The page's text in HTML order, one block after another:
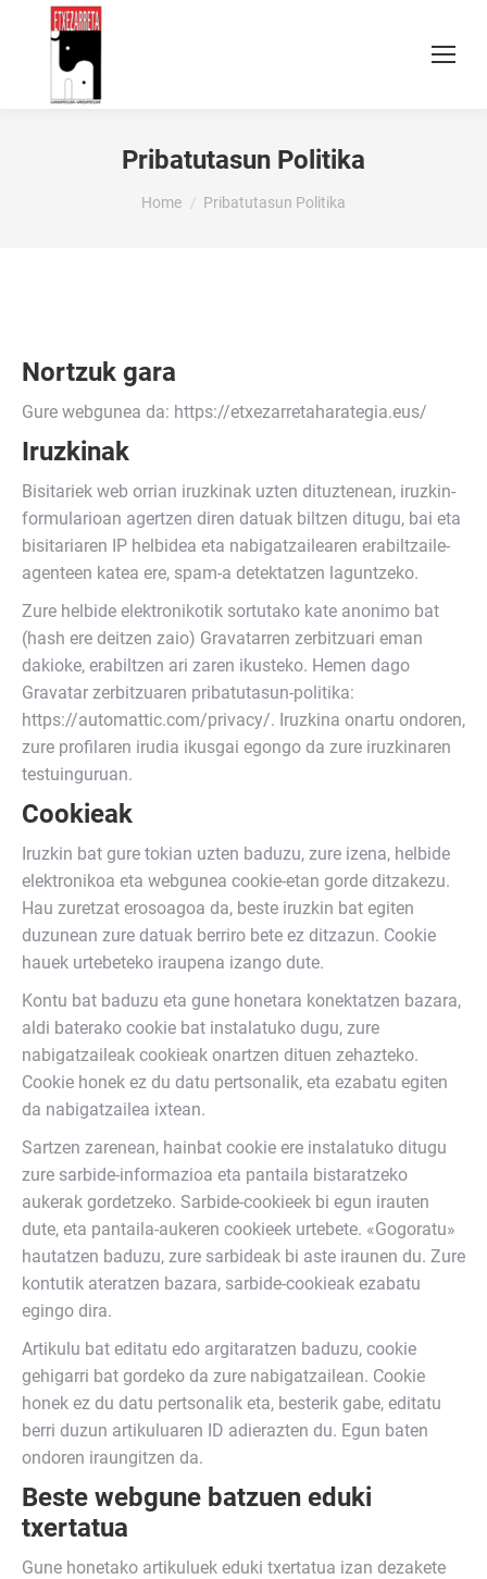
Pribatutasun Politika
You are here:
Home Pribatutasun Politika
Nortzuk gara
Gure webgunea da: https://etxezarretaharategia.eus/
Iruzkinak
Bisitariek web orrian iruzkinak uzten dituztenean, iruzkin-
formularioan agertzen diren datuak biltzen ditugu, bai eta
bisitariaren IP helbidea eta nabigatzailearen erabiltzaile-
agenteen katea ere, spam-a detektatzen laguntzeko.
Zure helbide elektronikotik sortutako kate anonimo bat
(hash ere deitzen zaio) Gravatarren zerbitzuari eman
dakioke, erabiltzen ari zaren ikusteko. Hemen dago
Gravatar zerbitzuaren pribatutasun-politika:
https://automattic.com/privacy/. Iruzkina onartu ondoren,
zure profilaren irudia ikusgai egongo da zure iruzkinaren
testuinguruan.
Cookieak
Iruzkin bat gure tokian uzten baduzu, zure izena, helbide
elektronikoa eta webgunea cookie-etan gorde ditzakezu.
Hau zuretzat erosoagoa da, beste iruzkin bat egiten
duzunean zure datuak berriro bete ez ditzazun. Cookie
hauek urtebeteko iraupena izango dute.
Kontu bat baduzu eta gune honetara konektatzen bazara,
aldi baterako cookie bat instalatuko dugu, zure
nabigatzaileak cookieak onartzen dituen zehazteko.
Cookie honek ez du datu pertsonalik, eta ezabatu egiten
da nabigatzailea ixtean.
Sartzen zarenean, hainbat cookie ere instalatuko ditugu
zure sarbide-informazioa eta pantaila bistaratzeko
aukerak gordetzeko. Sarbide-cookieek bi egun irauten
dute, eta pantaila-aukeren cookieek urtebete. «Gogoratu»
hautatzen baduzu, zure sarbideak bi aste iraunen du. Zure
kontutik ateratzen bazara, sarbide-cookieak ezabatu
egingo dira.
Artikulu bat editatu edo argitaratzen baduzu, cookie
gehigarri bat gordeko da zure nabigatzailean. Cookie
honek ez du datu pertsonalik eta, besterik gabe, editatu
berri duzun artikuluaren ID adierazten du. Egun baten
ondoren iraungitzen da.
Beste webgune batzuen eduki
txertatua
Gune honetako artikuluek eduki txertatua izan dezakete